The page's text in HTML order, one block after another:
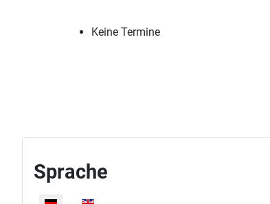
Keine Termine
Sprache auswählen
Sprache